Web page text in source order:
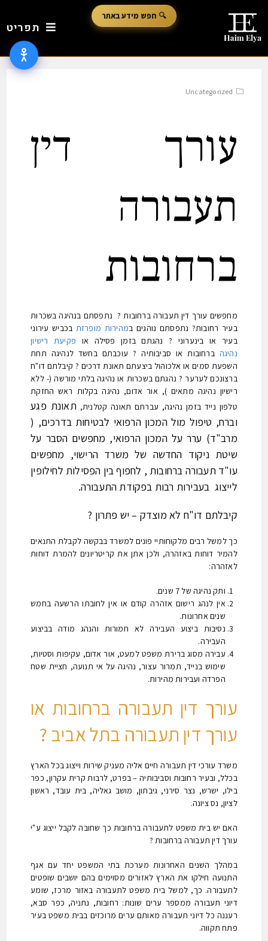
תפריט
Uncategorized
עורך דין
תעבורה
ברחובות
מחפשים עורך דין תעבורה ברחובות ? נתפסתם בנהיגה בשכרות
בעיר רחובות? נתפסתם נוהגים במהירות מופרזת בכביש עירוני
בעיר או בינערוני ? נהגתם בזמן פסילה או פקיעת רישיון
נהיגה ברחובות או סביבותיה ? עוכבתם בחשד לנהיגה תחת
השפעת סמים או אלכוהול ביצעתם תאונת דרכים ? קיבלתם דו"ח
ברצונכם לערער ? נהגתם בשכרות או נהיגה בלתי מורשה (- ללא
רישיון נהיגה מתאים ), אור אדום, נהיגה בקלות ראש החזקת
טלפון נייד בזמן נהיגה, עברתם תאונה קטלנית,תאונת פגע
וברח, טיפול מול המכון הרפואי לבטיחות בדרכים, (
מרב"ד) ערר על המכון הרפואי, מחפשים הסבר על
שיטת ניקוד החדשה של משרד הרישוי, מחפשים
עו"ד תעבורה ברחובות , לחפוף בין הפסילות לחילופין
לייצוג בעבירות רבות בפקודת התעבורה.
קיבלתם דו"ח לא מוצדק – יש פתרון ?
כך למשל רבים מלקוחותיי פונים למשרד בבקשה לקבלת התנאים
להמיר דוחות באזהרה, ולכן אתן את קריטריונים להמרת דוחות
לאזהרה:
ותק נהיגה של 7 שנים.
אין לנהג רישום אזהרה קודם או אין לחובתו הרשעה בחמש
שנים אחרונות.
נסיבות ביצוע העבירה לא חמורות והנהג מודה בביצוע
העבירה.
עבירה מסוג ברירת משפט למעט, אור אדום, עקיפות וסטיות,
שימוש בנייד, תמרור עצור, נהיגה על אי תנועה, חציית שטח
הפרדה ועבירות מהירות.
עורך דין תעבורה ברחובות או
עורך דין תעבורה בתל אביב ?
משרד עורכי דין תעבורה חיים אליה מעניק שירות וייצוג בכל הארץ
בכלל, ובעיר רחובות וסביבותיה – בפרט, לרבות קרית עקרון, כפר
בילו, ישרש, נצר סירני, גיבתון, מושב גאליה, בית עובד, ראשון
לציון, נס ציונה.
האם יש בית משפט לתעבורה ברחובות כך שחובה לקבל ייצוג ע"י
עורך דין תעבורה ברחובות ?
במהלך השנים האחרונות מערכת בתי המשפט יחד עם אגף
התנועה חילקו את הארץ לאזורים מסוימים בהם יושבים שופטים
לתעבורה. כך, למשל בית משפט לתעבורה באזור מרכז, שומע
דיוני תעבורה ממספר ערים שונות: רחובות, נתניה, כפר סבא,
רעננה כל דיוני תעבורה מאותם ערים מרוכזים בבית משפט בעיר
פתח תקווה.
🔍 חפש מידע באתר
טקסט גדול יותר
ריווח טקסט
ניגודיות גווני אפור
הסתר תמונות השהה אנימציות
סמן גדול תיאורי תמונות
הקראת מסך
איפוס הגדרות נגישות
העבר/הסתרת יישומון
שטיינפלד מדיה